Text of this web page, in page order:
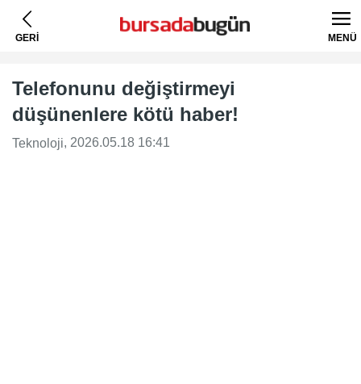
GERİ MENÜ
Telefonunu değiştirmeyi
düşünenlere kötü haber!
Teknoloji, 2026.05.18 16:41